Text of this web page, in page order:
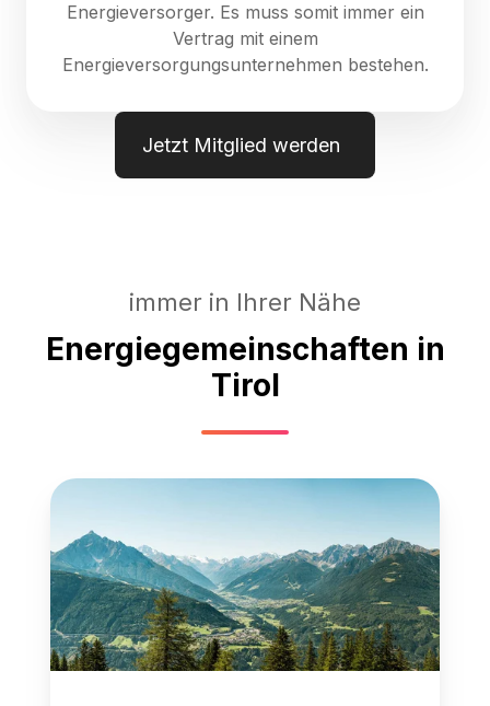
Energieversorger. Es muss somit immer ein
Vertrag mit einem
Energieversorgungsunternehmen bestehen.
Jetzt Mitglied werden
immer in Ihrer Nähe
Energiegemeinschaften in
Tirol
EEG
Stubaital